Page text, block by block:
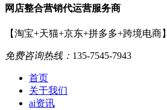
网店整合营销代运营服务商
【淘宝+天猫+京东+拼多多+跨境电商】
免费咨询热线： 135-7545-7943
首页
关于我们
ai资讯